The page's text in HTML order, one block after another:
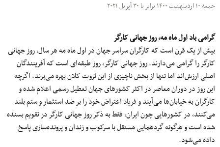
جمعه ۱۰ اردیبهشت ۱۴۰۰ برابر با ۳۰ آپریل ۲۰۲۱
گرامی باد اول ماه مه، روز جهانی کارگر
بیش از یک قرن است که کارگران سراسر جهان در اول ماه مه هر سال، روز جهانی
کارگر را گرامی می‌دارند. روز جهانی کارگر، روز طبقه‌ای است که آفرینندگان
اصلی ارزش‌اند اما تنها از بخش ناچیزی از این ثروت کلان بهره می‌برند. اگرچه
این روز در دوران معاصر در اکثر کشورهای جهان تعطیل رسمی اعلام شده و
کارگران به خیابان‌ها می‌آیند و فریاد اعتراض خود را بر ضد استثمار و ستم بلند
می‌کنند، در کشورهایی چون ایران، فقط به ذکر روز جهانی کارگر در تقویم بسنده
شده است و هرگونه گردهمایی مستقل با سرکوب و زندان و پرونده‌سازی پاسخ
داده می‌شود.